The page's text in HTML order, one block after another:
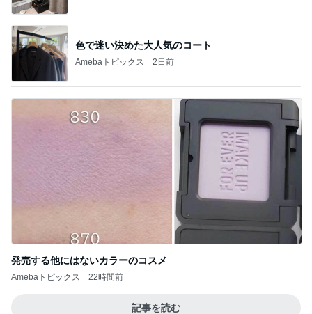
色で迷い決めた大人気のコート
Amebaトピックス 2日前
発売する他にはないカラーのコスメ
Amebaトピックス 22時間前
記事を読む